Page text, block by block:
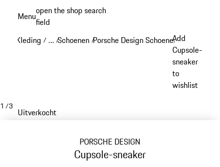
hoofdinhoud
Menuopen the shop search
field
Kleding / …
Reveal collapsed breadcrumb items
/Schoenen /Porsche Design Schoenen/
Add
Cupsole-
sneaker
to
wishlist
1 /3
Uitverkocht
PORSCHE DESIGN
Cupsole-sneaker